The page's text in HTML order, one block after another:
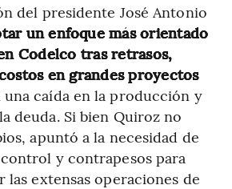
del presidente José Antonio
un enfoque más orientado
Codelco tras retrasos,
en grandes proyectos
caída en la producción y
deuda. Si bien Quiroz no
apuntó a la necesidad de
y contrapesos para
las extensas operaciones de